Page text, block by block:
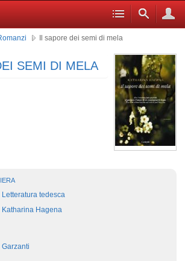
Il sapore dei semi di mela
SEMI DI MELA
Letteratura tedesca
Katharina Hagena
Garzanti